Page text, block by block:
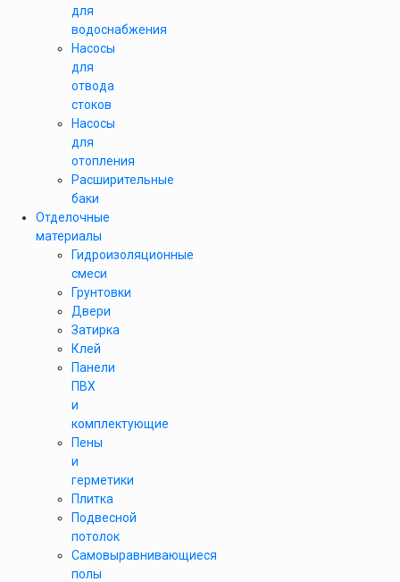
для
водоснабжения
Насосы
для
отвода
стоков
Насосы
для
отопления
Расширительные
баки
Отделочные
материалы
Гидроизоляционные
смеси
Грунтовки
Двери
Затирка
Клей
Панели
ПВХ
и
комплектующие
Пены
и
герметики
Плитка
Подвесной
потолок
Самовыравнивающиеся
полы